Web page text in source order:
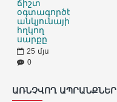
ճիշտ
օգտագործել
անկյունային
հղկող
սարքը
25 մյս
0
ԱՌՆՉՎՈՂ ԱՊՐԱՆՔՆԵՐ